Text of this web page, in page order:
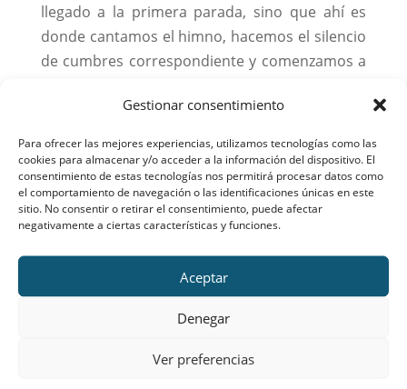
Gestionar consentimiento
Para ofrecer las mejores experiencias, utilizamos tecnologías como las
cookies para almacenar y/o acceder a la información del dispositivo. El
consentimiento de estas tecnologías nos permitirá procesar datos como
el comportamiento de navegación o las identificaciones únicas en este
sitio. No consentir o retirar el consentimiento, puede afectar
negativamente a ciertas características y funciones.
Aceptar
Denegar
Ver preferencias
llegado a la primera parada, sino que ahí es
donde cantamos el himno, hacemos el silencio
de cumbres correspondiente y comenzamos a
colegio de Cercedilla, que amablemente nos
acogió, porque el mal tiempo no nos dejaba
continuar.